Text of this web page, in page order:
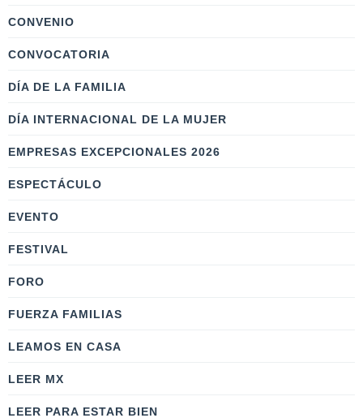
CONVENIO
CONVOCATORIA
DÍA DE LA FAMILIA
DÍA INTERNACIONAL DE LA MUJER
EMPRESAS EXCEPCIONALES 2026
ESPECTÁCULO
EVENTO
FESTIVAL
FORO
FUERZA FAMILIAS
LEAMOS EN CASA
LEER MX
LEER PARA ESTAR BIEN